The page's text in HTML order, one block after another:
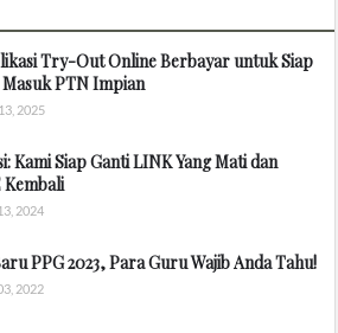
Try-Out Online Berbayar untuk Siap
PTN Impian
2025
Kami Siap Ganti LINK Yang Mati dan
Kembali
2024
PPG 2023, Para Guru Wajib Anda Tahu!
2022